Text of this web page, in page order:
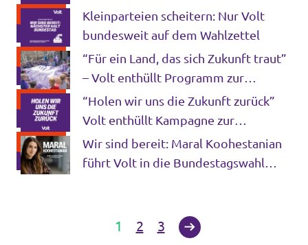
Kleinparteien scheitern: Nur Volt
bundesweit auf dem Wahlzettel
“Für ein Land, das sich Zukunft traut”
– Volt enthüllt Programm zur
Bundestagswahl
“Holen wir uns die Zukunft zurück”
Volt enthüllt Kampagne zur
Bundestagswahl
Wir sind bereit: Maral Koohestanian
führt Volt in die Bundestagswahl
1 2 3